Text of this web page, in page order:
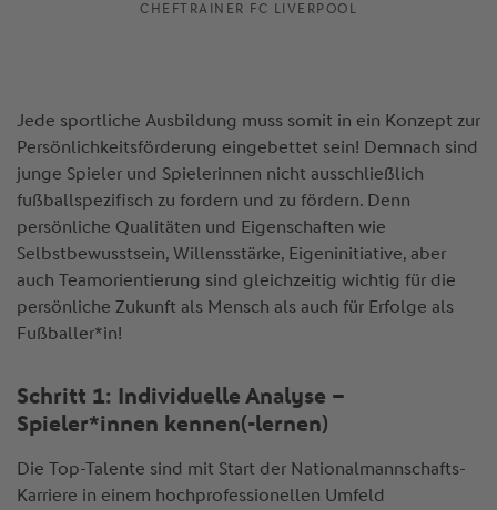
CHEFTRAINER FC LIVERPOOL
Jede sportliche Ausbildung muss somit in ein Konzept zur
Persönlichkeitsförderung eingebettet sein! Demnach sind
junge Spieler und Spielerinnen nicht ausschließlich
fußballspezifisch zu fordern und zu fördern. Denn
persönliche Qualitäten und Eigenschaften wie
Selbstbewusstsein, Willensstärke, Eigeninitiative, aber
auch Teamorientierung sind gleichzeitig wichtig für die
persönliche Zukunft als Mensch als auch für Erfolge als
Fußballer*in!
Schritt 1: Individuelle Analyse –
Spieler*innen kennen(-lernen)
Die Top-Talente sind mit Start der Nationalmannschafts-
Karriere in einem hochprofessionellen Umfeld